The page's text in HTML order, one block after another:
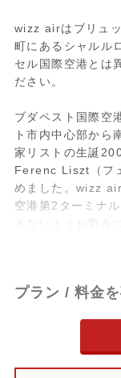
（
②
に
wizz airはブリュ
町にあるシャルル
セル国際空港とは
ださい。
ブダペスト国際空
ト市内中心部か
家リストの生誕
Ferenc Liszt（フ
めました。wizz
空港第2ターミナ
えないようお気を
プラン / 料金